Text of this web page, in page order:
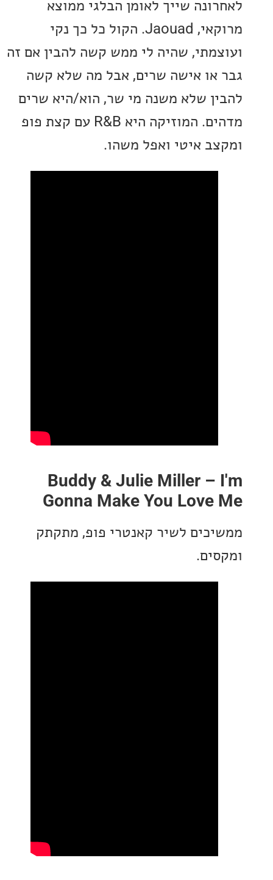
שייך לאומן הבלגי ממוצא
מרוקאי, Jaouad. הקול כל כך נקי
שהיה לי ממש קשה להבין אם זה
אישה שרים, אבל מה שלא קשה
שלא משנה מי שר, הוא/היא שרים
מדהים. המוזיקה היא R&B עם קצת פופ
איטי ואפל משהו.
Buddy & Julie Miller
Gonna Make You
לשיר קאנטרי פופ, מתקתק